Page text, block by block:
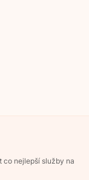
co nejlepší služby na